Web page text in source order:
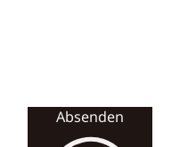
Absenden